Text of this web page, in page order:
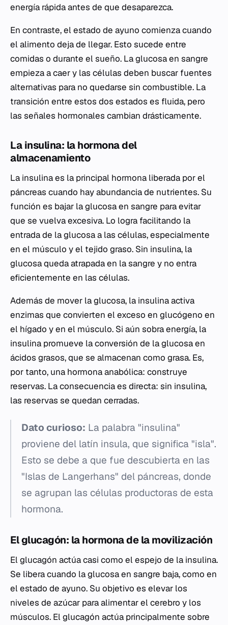
energía rápida antes de que desaparezca.
En contraste, el estado de ayuno comienza cuando
el alimento deja de llegar. Esto sucede entre
comidas o durante el sueño. La glucosa en sangre
empieza a caer y las células deben buscar fuentes
alternativas para no quedarse sin combustible. La
transición entre estos dos estados es fluida, pero
las señales hormonales cambian drásticamente.
La insulina: la hormona del
almacenamiento
La insulina es la principal hormona liberada por el
páncreas cuando hay abundancia de nutrientes. Su
función es bajar la glucosa en sangre para evitar
que se vuelva excesiva. Lo logra facilitando la
entrada de la glucosa a las células, especialmente
en el músculo y el tejido graso. Sin insulina, la
glucosa queda atrapada en la sangre y no entra
eficientemente en las células.
Además de mover la glucosa, la insulina activa
enzimas que convierten el exceso en glucógeno en
el hígado y en el músculo. Si aún sobra energía, la
insulina promueve la conversión de la glucosa en
ácidos grasos, que se almacenan como grasa. Es,
por tanto, una hormona anabólica: construye
reservas. La consecuencia es directa: sin insulina,
las reservas se quedan cerradas.
Dato curioso: La palabra "insulina"
proviene del latín insula, que significa "isla".
Esto se debe a que fue descubierta en las
"Islas de Langerhans" del páncreas, donde
se agrupan las células productoras de esta
hormona.
El glucagón: la hormona de la movilización
El glucagón actúa casi como el espejo de la insulina.
Se libera cuando la glucosa en sangre baja, como en
el estado de ayuno. Su objetivo es elevar los
niveles de azúcar para alimentar el cerebro y los
músculos. El glucagón actúa principalmente sobre